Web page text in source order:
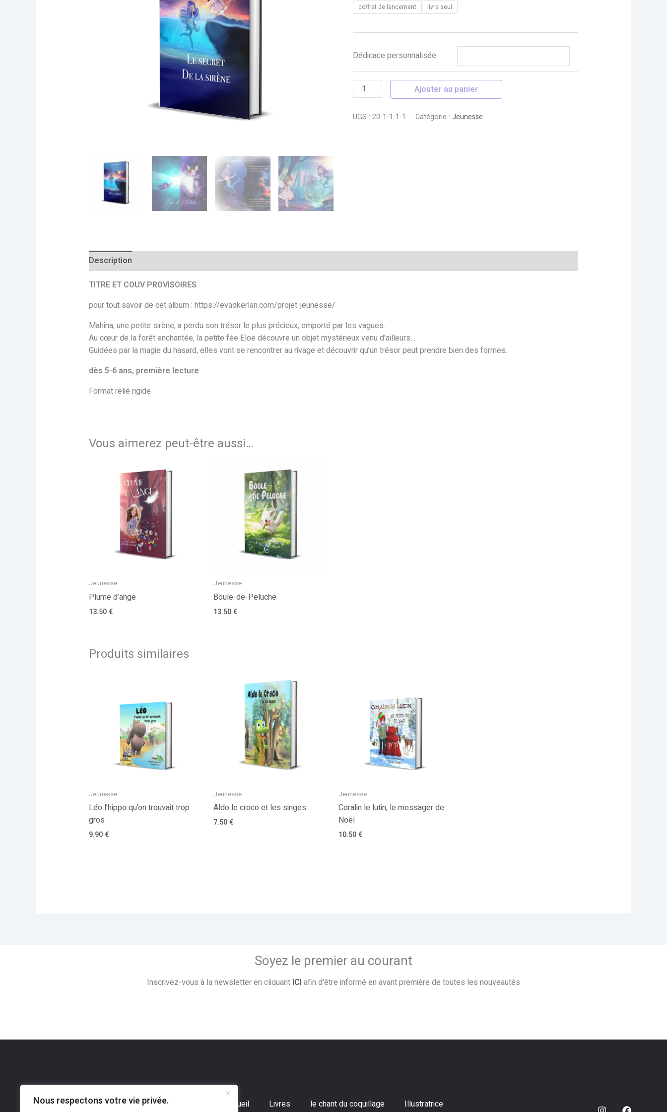
Nous respectons votre vie privée.
coffret de lancement livre seul
Dédicace personnalisée
Ajouter au panier
UGS :20-1-1-1-1 Catégorie :Jeunesse
Description
TITRE ET COUV PROVISOIRES
pour tout savoir de cet album : https://evadkerlan.com/projet-jeunesse/
Mahina, une petite sirène, a perdu son trésor le plus précieux, emporté par les vagues.
Au cœur de la forêt enchantée, la petite fée Eloë découvre un objet mystérieux venu d’ailleurs…
Guidées par la magie du hasard, elles vont se rencontrer au rivage et découvrir qu’un trésor peut prendre bien des formes.
dès 5-6 ans, première lecture
Format relié rigide
Vous aimerez peut-être aussi…
Jeunesse
Plume d’ange
13.50€
Jeunesse
Boule-de-Peluche
13.50€
Produits similaires
Jeunesse
Léo l’hippo qu’on trouvait trop
gros
9.90€
Jeunesse
Aldo le croco et les singes
7.50€
Jeunesse
Coralin le lutin, le messager de
Noël
10.50€
Soyez le premier au courant
Inscrivez-vous à la newsletter en cliquant ICI afin d'être informé en avant première de toutes les nouveautés
Accueil Livres le chant du coquillage
Illustratrice